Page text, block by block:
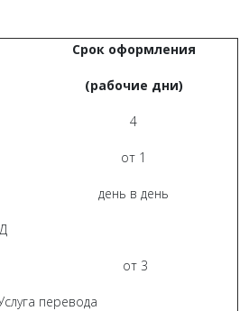
Срок оформления
(рабочие дни)
4
от 1
день в день
от 3
перевода